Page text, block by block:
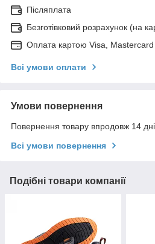
Післяплата
Безготівковий розрахунок (на
Оплата картою Visa,
Всі умови оплати
Умови повернення
Повернення товару впродовж 14
Всі умови повернення
Подібні товари компанії